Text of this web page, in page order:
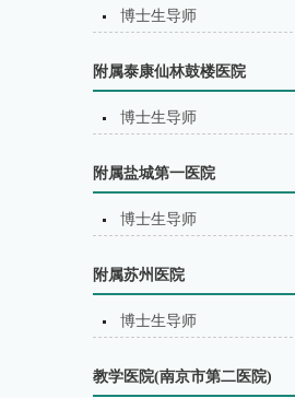
博士生导师
附属泰康仙林鼓楼医院
博士生导师
附属盐城第⼀医院
博士生导师
附属苏州医院
博士生导师
教学医院(南京市第二医院)